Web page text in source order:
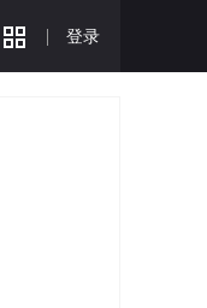
登录